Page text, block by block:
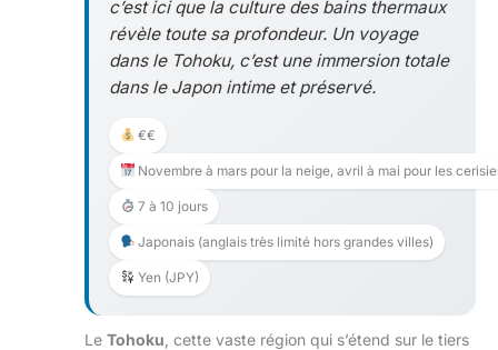
c’est ici que la culture des bains thermaux
révèle toute sa profondeur. Un voyage
dans le Tohoku, c’est une immersion totale
dans le Japon intime et préservé.
€€
Novembre à mars pour la neige, avril à mai pour les
7 à 10 jours
Japonais (anglais très limité hors grandes villes)
Yen (JPY)
Le Tohoku , cette vaste région qui s’étend sur le tiers